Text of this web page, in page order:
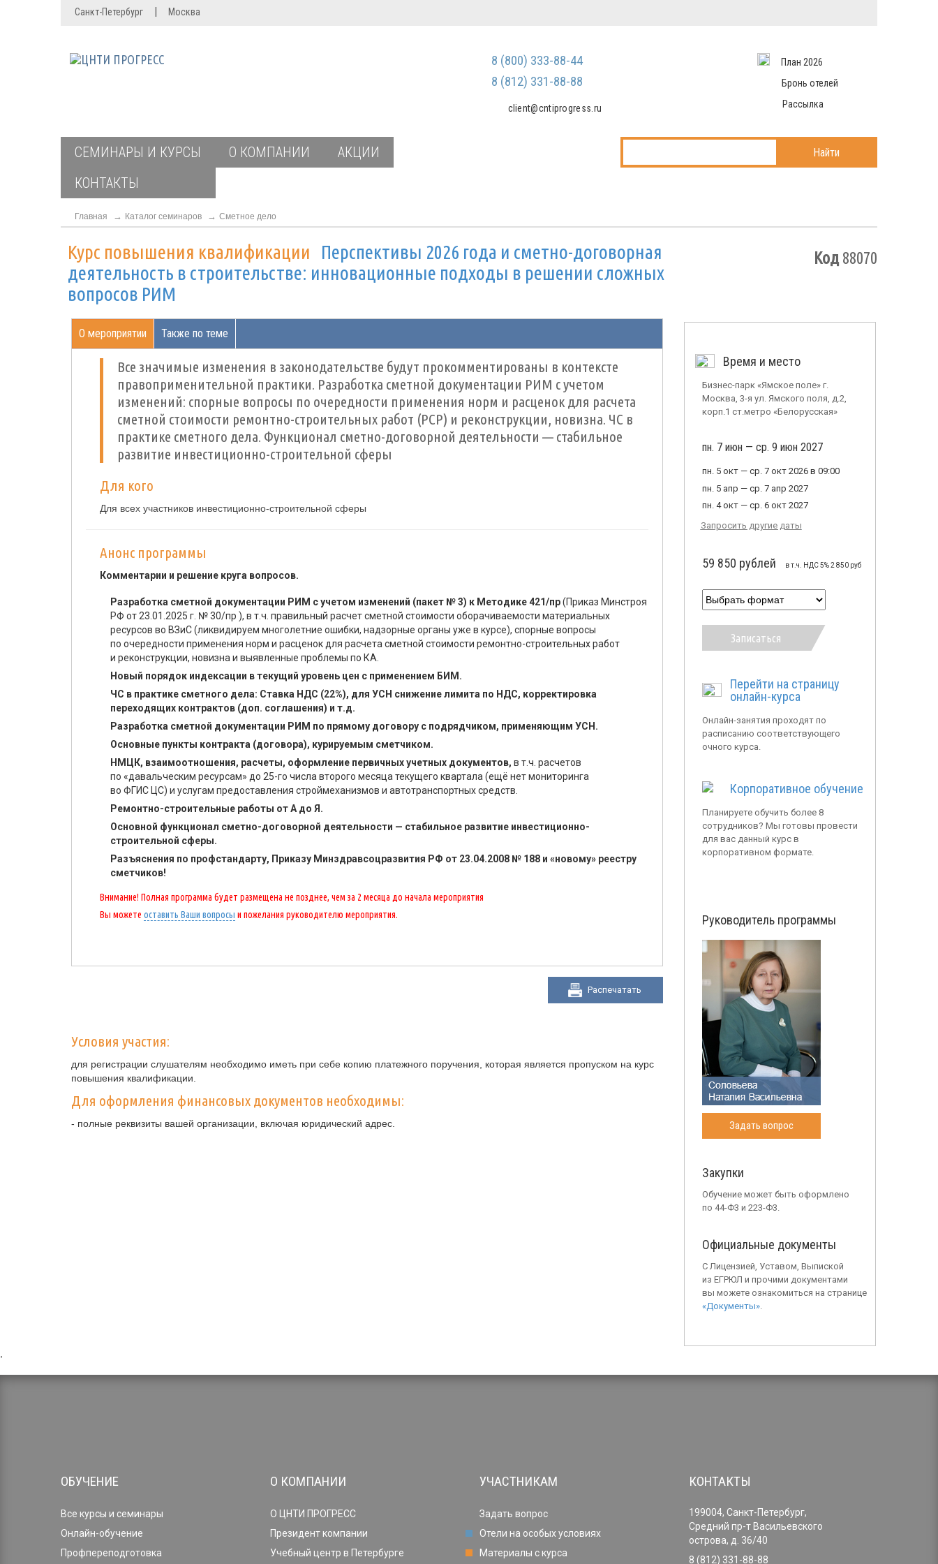
Мы не передаем ваши данные
спам
Запомнить меня
Войти в кабинет
Санкт-Петербург | Москва
8 (800) 333-88-44
8 (812) 331-88-88
client@cntiprogress.ru
План 2026
Бронь отелей
Рассылка
СЕМИНАРЫ И КУРСЫ О КОМПАНИИ
АКЦИИ
КОНТАКТЫ
Найти
Главная Каталог семинаров Сметное дело
Курс повышения квалификации
Перспективы 2026 года и сметно-договорная
деятельность в строительстве: инновационные подходы в решении сложных
вопросов РИМ
Код88070
О мероприятии Также по теме
Все значимые изменения в законодательстве будут прокомментированы в контексте
правоприменительной практики. Разработка сметной документации РИМ с учетом
изменений: спорные вопросы по очередности применения норм и расценок для расчета
сметной стоимости ремонтно-строительных работ (РСР) и реконструкции, новизна. ЧС в
практике сметного дела. Функционал сметно-договорной деятельности — стабильное
развитие инвестиционно-строительной сферы
Для кого
Для всех участников инвестиционно-строительной сферы
Анонс программы
Комментарии и решение круга вопросов.
Разработка сметной документации РИМ с учетом изменений (пакет № 3) к Методике 421/пр(Приказ Минстроя
РФ от 23.01.2025 г. № 30/пр ), в т.ч. правильный расчет сметной стоимости оборачиваемости материальных
ресурсов во ВЗиС (ликвидируем многолетние ошибки, надзорные органы уже в курсе), спорные вопросы
по очередности применения норм и расценок для расчета сметной стоимости ремонтно-строительных работ
и реконструкции, новизна и выявленные проблемы по КА.
Новый порядок индексации в текущий уровень цен с применением БИМ.
ЧС в практике сметного дела: Ставка НДС (22%), для УСН снижение лимита по НДС, корректировка
переходящих контрактов (доп. соглашения) и т.д.
Разработка сметной документации РИМ по прямому договору с подрядчиком, применяющим УСН.
Основные пункты контракта (договора), курируемым сметчиком.
НМЦК, взаимоотношения, расчеты, оформление первичных учетных документов, в т.ч. расчетов
по «давальческим ресурсам» до 25-го числа второго месяца текущего квартала (ещё нет мониторинга
во ФГИС ЦС) и услугам предоставления строймеханизмов и автотранспортных средств.
Ремонтно-строительные работы от А до Я.
Основной функционал сметно-договорной деятельности — стабильное развитие инвестиционно-
строительной сферы.
Разъяснения по профстандарту, Приказу Минздравсоцразвития РФ от 23.04.2008 № 188 и «новому» реестру
сметчиков!
Внимание! Полная программа будет размещена не позднее, чем за 2 месяца до начала мероприятия
Вы можете оставить Ваши вопросы и пожелания руководителю мероприятия.
Распечатать
Условия участия:
для регистрации слушателям необходимо иметь при себе копию платежного поручения, которая является пропуском на курс
повышения квалификации.
Для оформления финансовых документов необходимы:
- полные реквизиты вашей организации, включая юридический адрес.
Время и место
Бизнес-парк «Ямское поле» г.
Москва, 3-я ул. Ямского поля, д.2,
корп.1 ст.метро «Белорусская»
пн. 7 июн — ср. 9 июн 2027
пн. 5 окт — ср. 7 окт 2026 в 09:00
пн. 5 апр — ср. 7 апр 2027
пн. 4 окт — ср. 6 окт 2027
Запросить другие даты
59 850 рублей в т.ч. НДС 5% 2 850 руб
Записаться
Перейти на страницу
онлайн-курса
Онлайн-занятия проходят по
расписанию соответствующего
очного курса.
Корпоративное обучение
Планируете обучить более 8
сотрудников? Мы готовы провести
для вас данный курс в
корпоративном формате.
Руководитель программы
Задать вопрос
Закупки
Обучение может быть оформлено
по 44-Ф3 и 223-Ф3.
Официальные документы
С Лицензией, Уставом, Выпиской
из ЕГРЮЛ и прочими документами
вы можете ознакомиться на странице
«Документы».
ОБУЧЕНИЕ
Все курсы и семинары
Онлайн-обучение
Профпереподготовка
О КОМПАНИИ
О ЦНТИ ПРОГРЕСС
Президент компании
Учебный центр в Петербурге
УЧАСТНИКАМ
Задать вопрос
Отели на особых условиях
Материалы с курса
КОНТАКТЫ
199004, Санкт-Петербург,
Средний пр-т Васильевского
острова, д. 36/40
8 (812) 331-88-88